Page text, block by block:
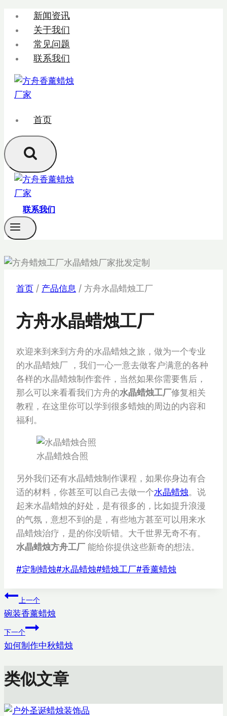
新闻资讯
关于我们
常见问题
联系我们
首页
联系我们
首页 / 产品信息 / 方舟水晶蜡烛工厂
方舟水晶蜡烛工厂
欢迎来到来到方舟的水晶蜡烛之旅，做为一个专业
的水晶蜡烛厂 ，我们一心一意去做客户满意的各种
各样的水晶蜡烛制作套件，当然如果你需要售后，
那么可以来看看我们方舟的水晶蜡烛工厂修复相关
教程，在这里你可以学到很多蜡烛的周边的内容和
福利。
水晶蜡烛合照
另外我们还有水晶蜡烛制作课程，如果你身边有合
适的材料，你甚至可以自己去做一个水晶蜡烛。说
起来水晶蜡烛的好处，是有很多的，比如提升浪漫
的气氛，意想不到的是，有些地方甚至可以用来水
晶蜡烛治疗，是的你没听错。大千世界无奇不有。
水晶蜡烛方舟工厂 能给你提供这些新奇的想法。
文
标
签：
#定制蜡烛#水晶蜡烛#蜡烛工厂#香薰蜡烛
文
章
导
航
上一个
碗装香薰蜡烛
下一个
如何制作中秋蜡烛
类似文章